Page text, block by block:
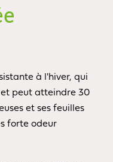
à l'hiver, qui
peut atteindre 30
et ses feuilles
forte odeur